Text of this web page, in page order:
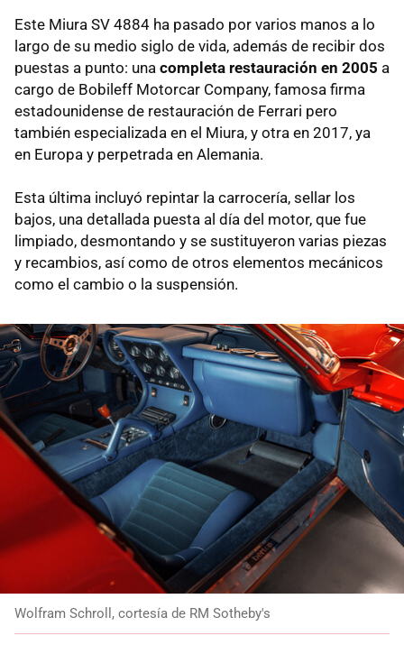
Este Miura SV 4884 ha pasado por varios manos a lo
largo de su medio siglo de vida, además de recibir dos
puestas a punto: una completa restauración en 2005 a
cargo de Bobileff Motorcar Company, famosa firma
estadounidense de restauración de Ferrari pero
también especializada en el Miura, y otra en 2017, ya
en Europa y perpetrada en Alemania.
Esta última incluyó repintar la carrocería, sellar los
bajos, una detallada puesta al día del motor, que fue
limpiado, desmontando y se sustituyeron varias piezas
y recambios, así como de otros elementos mecánicos
como el cambio o la suspensión.
Wolfram Schroll, cortesía de RM Sotheby's